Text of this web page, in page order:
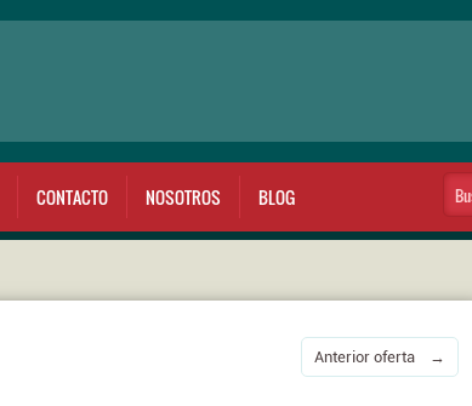
CONTACTO NOSOTROS BLOG
Anterior oferta →